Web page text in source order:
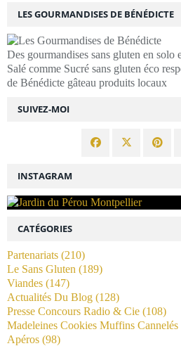
SUIVEZ-MOI
LES GOURMANDISES DE BÉNÉDICTE
Des gourmandises sans gluten en solo
Salé comme Sucré sans gluten éco
de Bénédicte gâteau produits locaux
INSTAGRAM
CATÉGORIES
Partenariats (210)
Le Sans Gluten (189)
Viandes (147)
Actualités Du Blog (128)
Presse Concours Radio & Cie (108)
Madeleines Cookies Muffins
Apéros (98)